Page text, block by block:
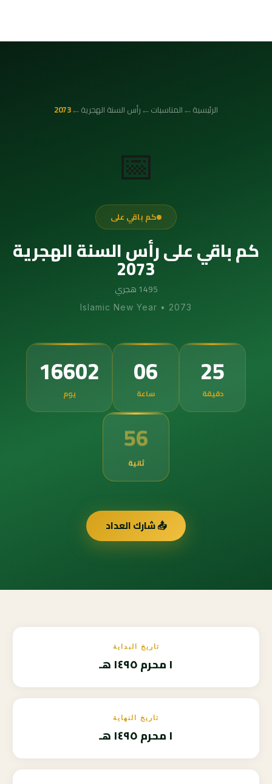
الرئيسية←المناسبات←رأس السنة الهجرية←
2073
📅
كم باقي على
كم باقي على رأس السنة الهجرية
2073
1495 هجري
Islamic New Year • 2073
16602
يوم
06
ساعة
25
دقيقة
55
ثانية
📤 شارك العداد
تاريخ البداية
١ محرم ١٤٩٥ هـ
تاريخ النهاية
١ محرم ١٤٩٥ هـ